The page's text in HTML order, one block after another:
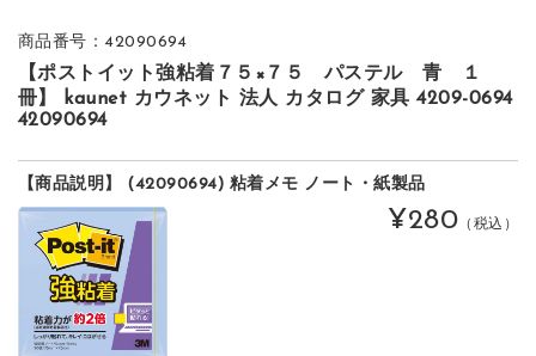
商品番号：42090694
【ポストイット強粘着７５×７５ パステル 青 １
冊】 kaunet カウネット 法人 カタログ 家具 4209-0694
42090694
【商品説明】 (42090694) 粘着メモ ノート・紙製品
¥280 （税込）